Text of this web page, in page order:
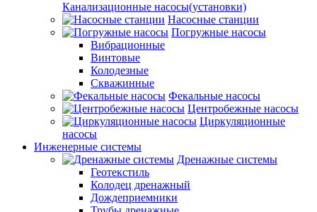
Канализационные насосы(установки)
Насосные станции
Погружные насосы
Вибрационные
Винтовые
Колодезные
Скважинные
Фекальные насосы
Центробежные насосы
Циркуляционные
насосы
Инженерные системы
Дренажные системы
Геотекстиль
Колодец дренажный
Дождеприемники